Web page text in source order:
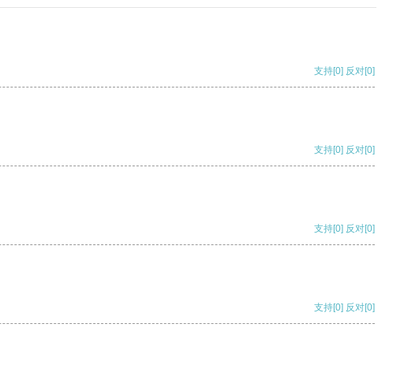
支持[0] 反对[0]
支持[0] 反对[0]
支持[0] 反对[0]
支持[0] 反对[0]